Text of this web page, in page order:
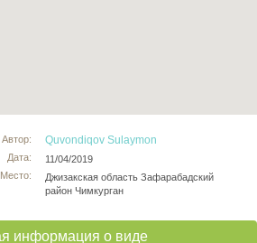
Автор:
Дата:
Место:
Quvondiqov Sulaymon
11/04/2019
Джизакская область Зафарабадский
район Чимкурган
информация о виде